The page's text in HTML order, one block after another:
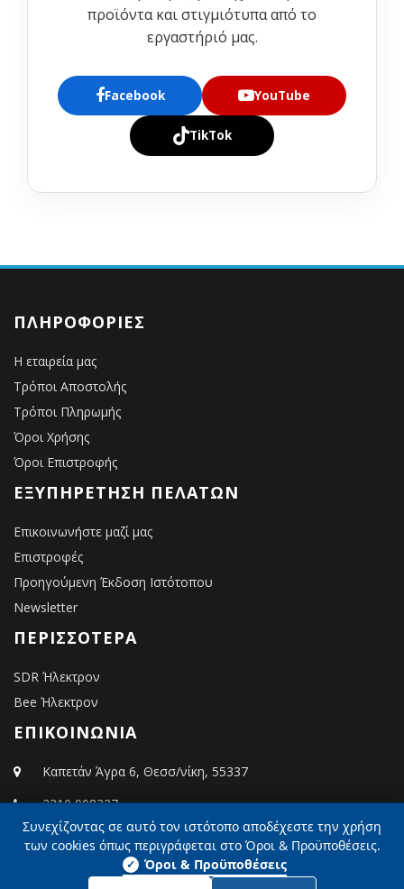
Συνεχίζοντας σε αυτό τον ιστότοπο αποδέχεστε την χρήση
των cookies όπως περιγράφεται στο Όροι & Προϋποθέσεις.
✓ Όροι & Προϋποθέσεις
προϊόντα και στιγμιότυπα από το
εργαστήριό μας.
Facebook YouTube
TikTok
ΠΛΗΡΟΦΟΡΊΕΣ
Η εταιρεία μας
Τρόποι Αποστολής
Τρόποι Πληρωμής
Όροι Χρήσης
Όροι Επιστροφής
ΕΞΥΠΗΡΈΤΗΣΗ ΠΕΛΑΤΏΝ
Επικοινωνήστε μαζί μας
Επιστροφές
Προηγούμενη Έκδοση Ιστότοπου
Newsletter
ΠΕΡΙΣΣΌΤΕΡΑ
SDR Ήλεκτρον
Bee Ήλεκτρον
ΕΠΙΚΟΙΝΩΝΙΑ
Καπετάν Άγρα 6, Θεσσ/νίκη, 55337
2310 908327
info@elektron.gr